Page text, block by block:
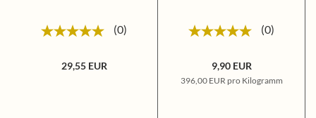
0
29,55 EUR
0
9,90 EUR
396,00 EUR pro Kilogramm